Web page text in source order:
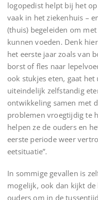
logopedist helpt bij het
vaak in het ziekenhuis –
(thuis) begeleiden om
kunnen voeden. Denk
het eerste jaar zoals van
borst of fles naar
ook stukjes eten, gaat
uiteindelijk zelfstandig
ontwikkeling samen met
problemen vroegtijdig te
helpen ze de ouders en
eerste periode weer
eetsituatie”.
In sommige gevallen is
mogelijk, ook dan kijkt de
ouders om in de